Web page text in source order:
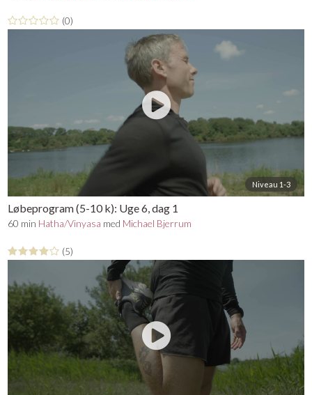
(0)
Niveau 1-3
Løbeprogram (5-10 k): Uge 6, dag 1
60 min Hatha/Vinyasa med Michael Bjerrum
(5)